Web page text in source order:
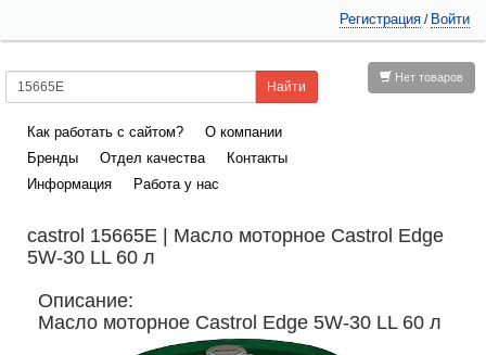
Регистрация / Войти
Нет товаров
Как работать с сайтом?
О компании
Бренды
Отдел качества
Контакты
Информация
Работа у нас
castrol 15665E | Масло моторное Castrol Edge
5W-30 LL 60 л
Описание:
Масло моторное Castrol Edge 5W-30 LL 60 л